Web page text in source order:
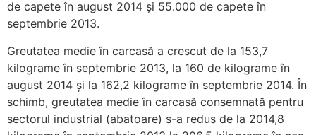
de capete în august 2014 și 55.000 de capete în
septembrie 2013.
Greutatea medie în carcasă a crescut de la 153,7
kilograme în septembrie 2013, la 160 de kilograme în
august 2014 și la 162,2 kilograme în septembrie 2014. În
schimb, greutatea medie în carcasă consemnată pentru
sectorul industrial (abatoare) s-a redus de la 2014,8